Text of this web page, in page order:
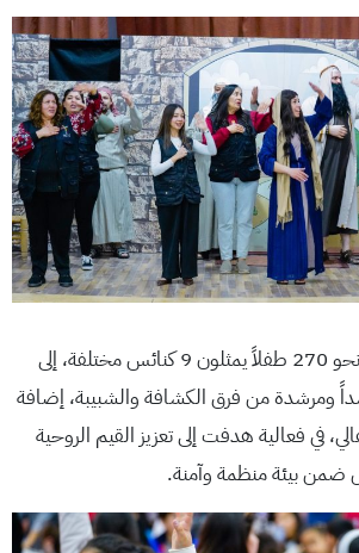
وسجّل اللقاء مشاركة نحو 270 طفلاً يمثلون 9 كنائس مختلفة، إلى
من 70 مرشداً ومرشدة من فرق الكشافة والشبيبة، إضافة
في فعالية هدفت إلى تعزيز القيم الروحية
ضمن بيئة منظمة وآمنة.